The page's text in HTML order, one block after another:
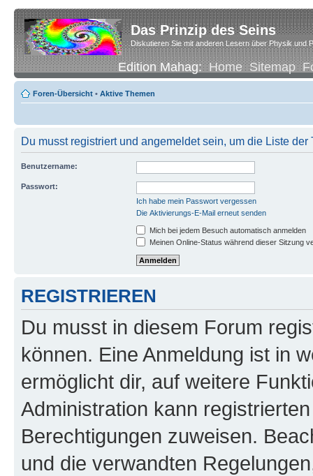
Das Prinzip des Seins
Diskutieren Sie mit anderen Lesern über Physik und
Edition Mahag:Home Sitemap
Foren-Übersicht • Aktive Themen
Du musst registriert und angemeldet sein, um die Liste
Benutzername:
Passwort:
Ich habe mein Passwort vergessen
Die Aktivierungs-E-Mail erneut senden
Mich bei jedem Besuch automatisch anmelden
Meinen Online-Status während dieser Sitzung
REGISTRIEREN
Du musst in diesem Forum
können. Eine Anmeldung ist in
ermöglicht dir, auf weitere
Administration kann
Berechtigungen zuweisen.
und die verwandten